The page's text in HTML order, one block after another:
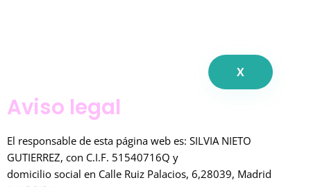
X
Aviso legal
El responsable de esta página web es: SILVIA NIETO
GUTIERREZ, con C.I.F. 51540716Q y
domicilio social en Calle Ruiz Palacios, 6,28039, Madrid